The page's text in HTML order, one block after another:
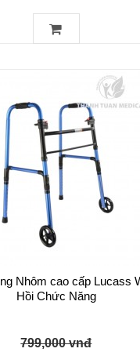
Nhôm cao cấp Lucass
Hồi Chức Năng
799,000 vnđ